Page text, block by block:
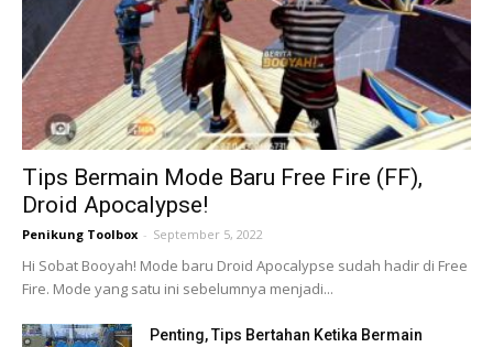
Tips Bermain Mode Baru Free Fire (FF),
Droid Apocalypse!
Penikung Toolbox - September 5, 2022
Hi Sobat Booyah! Mode baru Droid Apocalypse sudah hadir di Free
Fire. Mode yang satu ini sebelumnya menjadi...
Penting, Tips Bertahan Ketika Bermain